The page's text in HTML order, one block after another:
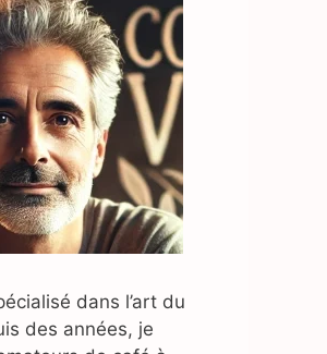
dans l’art du
des années, je